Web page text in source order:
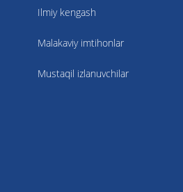
Ilmiy kengash
Malakaviy imtihonlar
Mustaqil izlanuvchilar